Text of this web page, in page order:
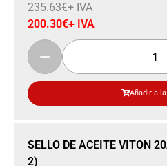
235.63€+ IVA
200.30€+ IVA
Añadir a
Sale 15% Off
SELLO DE ACEITE VITON
2)